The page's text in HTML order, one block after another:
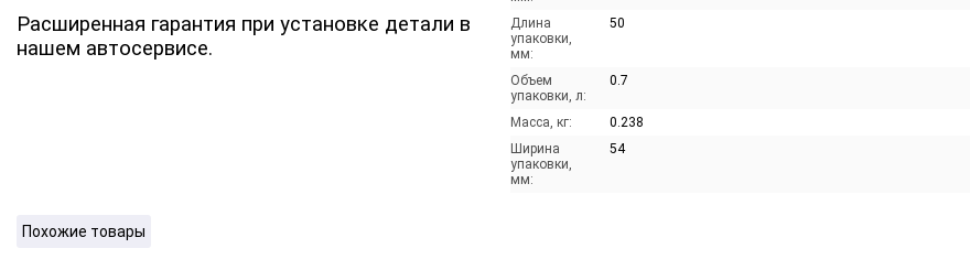
Расширенная гарантия при установке детали в
нашем автосервисе.
Длина
упаковки,
мм:
50
Объем
упаковки, л:
0.7
Масса, кг:
0.238
Ширина
упаковки,
мм:
54
Похожие товары